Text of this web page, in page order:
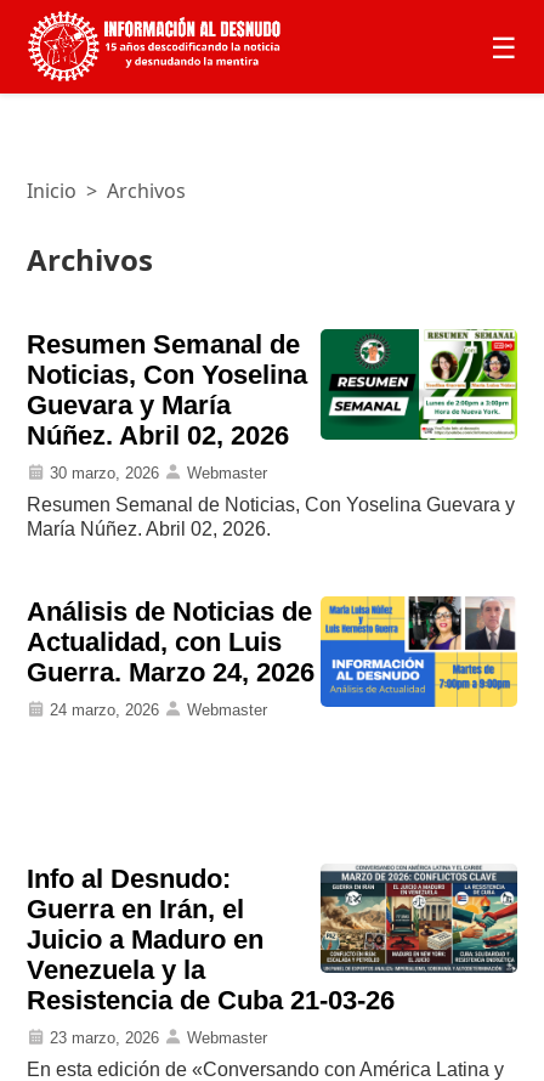
☰
Inicio >Archivos
Archivos
Resumen Semanal de
Noticias, Con Yoselina
Guevara y María
Núñez. Abril 02, 2026
30 marzo, 2026 Webmaster
Resumen Semanal de Noticias, Con Yoselina Guevara y
María Núñez. Abril 02, 2026.
Análisis de Noticias de
Actualidad, con Luis
Guerra. Marzo 24, 2026
24 marzo, 2026 Webmaster
Info al Desnudo:
Guerra en Irán, el
Juicio a Maduro en
Venezuela y la
Resistencia de Cuba 21-03-26
23 marzo, 2026 Webmaster
En esta edición de «Conversando con América Latina y